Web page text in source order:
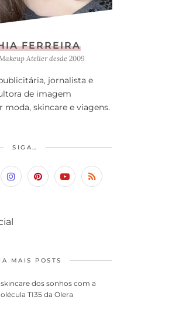
FERREIRA
Atelier desde 2009
jornalista e
de imagem
moda, skincare e viagens.
SIGA…
MAIS POSTS
dos sonhos com a
TI35 da Olera